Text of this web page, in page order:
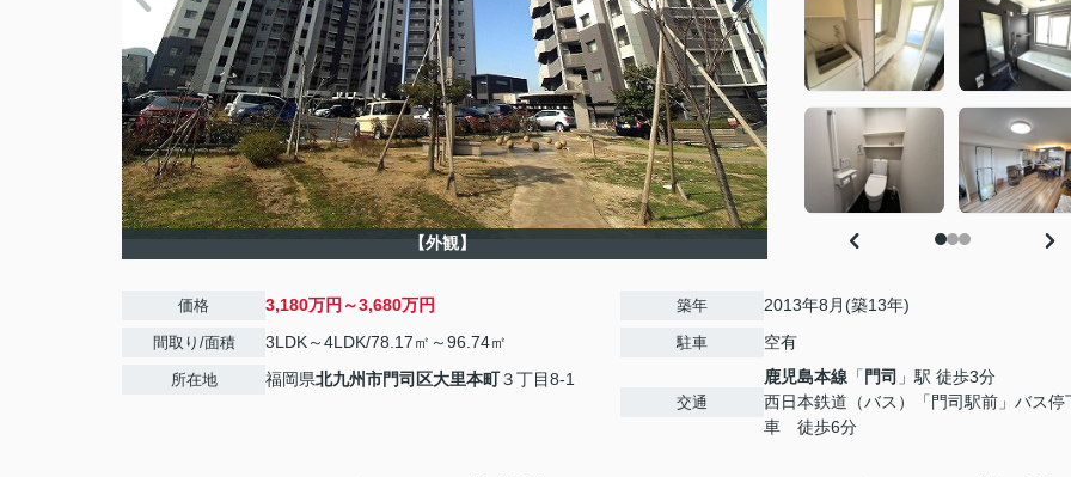
【外観】
価格 3,180万円～3,680万円
間取り/面積 3LDK～4LDK/78.17㎡～96.74㎡
所在地 福岡県北九州市門司区大里本町３丁目8-1
築年 2013年8月(築13年)
駐車 空有
交通
鹿児島本線 「 門司 」駅 徒歩3分
西日本鉄道（バス）「門司駅前」バス停
車 徒歩6分